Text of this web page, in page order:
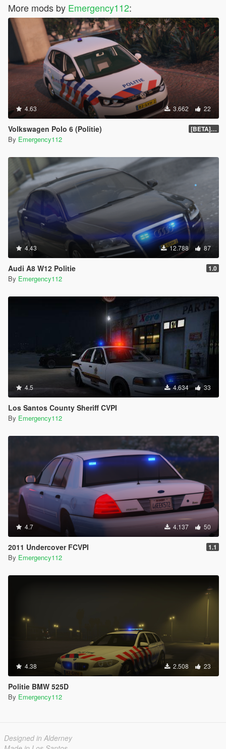
More mods by Emergency112:
4.63 3.662 22
Volkswagen Polo 6 (Politie) [BETA] 1.0
By Emergency112
4.43 12.788 87
Audi A8 W12 Politie 1.0
By Emergency112
4.5 4.634 33
Los Santos County Sheriff CVPI
By Emergency112
4.7 4.137 50
2011 Undercover FCVPI 1.1
By Emergency112
4.38 2.508 23
Politie BMW 525D
By Emergency112
Designed in Alderney